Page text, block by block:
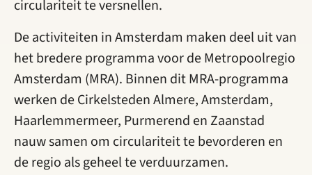
circulariteit te versnellen.
De activiteiten in Amsterdam maken deel uit van
het bredere programma voor de Metropoolregio
Amsterdam (MRA). Binnen dit MRA-programma
werken de Cirkelsteden Almere, Amsterdam,
Haarlemmermeer, Purmerend en Zaanstad
nauw samen om circulariteit te bevorderen en
de regio als geheel te verduurzamen.